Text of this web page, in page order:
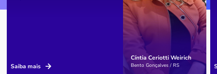
Cíntia Ceriotti Weirich
Bento Gonçalves / RS
Saiba mais